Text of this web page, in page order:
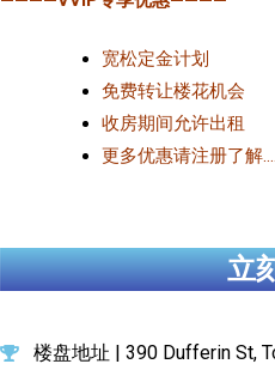
宽松定金计划
免费转让楼花机会
收房期间允许出租
更多优惠请注册了解
立
楼盘地址 | 390 Dufferin St,